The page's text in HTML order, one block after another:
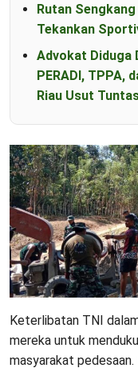
Rutan
Tekankan
Advokat Diduga
PERADI, TPPA,
Riau Usut
Keterlibatan TNI
mereka untuk
masyarakat